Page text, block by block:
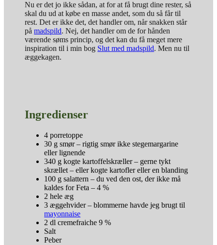
Nu er det jo ikke sådan, at for at få brugt dine rester, så
skal du ud at købe en masse andet, som du så får til
rest. Det er ikke det, det handler om, når snakken står
påmadspild. Nej, det handler om de for hånden
værende søms princip, og det kan du få meget mere
inspiration til i min bog Slut med madspild. Men nu til
æggekagen.
Ingredienser
4 porretoppe
30 g smør – rigtig smør ikke stegemargarine
eller lignende
340 g kogte kartoffelskræller – gerne tykt
skrællet – eller kogte kartofler eller en blanding
100 g salattern – du ved den ost, der ikke må
kaldes for Feta – 4 %
2 hele æg
3 æggehvider – blommerne havde jeg brugt til
mayonnaise
2 dl cremefraiche 9 %
Salt
Peber